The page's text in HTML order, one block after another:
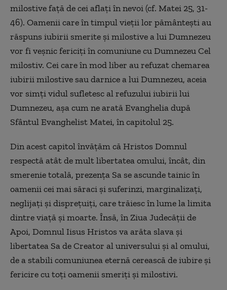
milostive faţă de cei aflaţi în nevoi (cf. Matei 25, 31-
46). Oamenii care în timpul vieţii lor pământeşti au
răspuns iubirii smerite şi milostive a lui Dumnezeu
vor fi veşnic fericiţi în comuniune cu Dumnezeu Cel
milostiv. Cei care în mod liber au refuzat chemarea
iubirii milostive sau darnice a lui Dumnezeu, aceia
vor simţi vidul sufletesc al refuzului iubirii lui
Dumnezeu, aşa cum ne arată Evanghelia după
Sfântul Evanghelist Matei, în capitolul 25.
Din acest capitol învăţăm că Hristos Domnul
respectă atât de mult libertatea omului, încât, din
smerenie totală, prezenţa Sa se ascunde tainic în
oamenii cei mai săraci şi suferinzi, marginalizaţi,
neglijaţi şi dispreţuiţi, care trăiesc în lume la limita
dintre viaţă şi moarte. Însă, în Ziua Judecăţii de
Apoi, Domnul Iisus Hristos va arăta slava şi
libertatea Sa de Creator al universului şi al omului,
de a stabili comuniunea eternă cerească de iubire şi
fericire cu toţi oamenii smeriţi şi milostivi.